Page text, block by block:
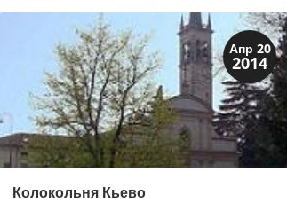
Вальполичелле сделал для графа
Фаттори...
Апр 20
2014
Колокольни
Скрытая Верона
Колокольня Кьево